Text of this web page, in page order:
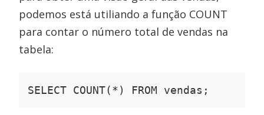
podemos está utiliando a função COUNT
para contar o número total de vendas na
tabela:
SELECT COUNT(*) FROM vendas;